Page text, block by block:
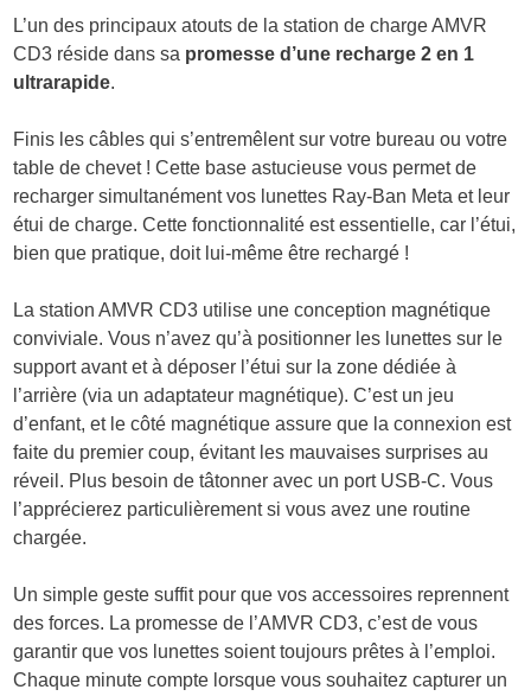
L’un des principaux atouts de la station de charge AMVR
CD3 réside dans sa promesse d’une recharge 2 en 1
ultrarapide.
Finis les câbles qui s’entremêlent sur votre bureau ou votre
table de chevet ! Cette base astucieuse vous permet de
recharger simultanément vos lunettes Ray-Ban Meta et leur
étui de charge. Cette fonctionnalité est essentielle, car l’étui,
bien que pratique, doit lui-même être rechargé !
La station AMVR CD3 utilise une conception magnétique
conviviale. Vous n’avez qu’à positionner les lunettes sur le
support avant et à déposer l’étui sur la zone dédiée à
l’arrière (via un adaptateur magnétique). C’est un jeu
d’enfant, et le côté magnétique assure que la connexion est
faite du premier coup, évitant les mauvaises surprises au
réveil. Plus besoin de tâtonner avec un port USB-C. Vous
l’apprécierez particulièrement si vous avez une routine
chargée.
Un simple geste suffit pour que vos accessoires reprennent
des forces. La promesse de l’AMVR CD3, c’est de vous
garantir que vos lunettes soient toujours prêtes à l’emploi.
Chaque minute compte lorsque vous souhaitez capturer un